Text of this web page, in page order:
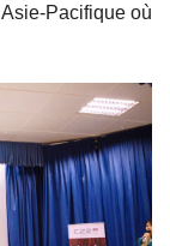
Pacifique où